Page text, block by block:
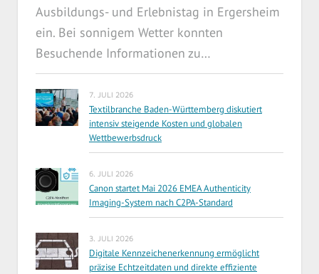
Ausbildungs- und Erlebnistag in Ergersheim
ein. Bei sonnigem Wetter konnten
Besuchende Informationen zu…
7. JULI 2026
Textilbranche Baden-Württemberg diskutiert
intensiv steigende Kosten und globalen
Wettbewerbsdruck
6. JULI 2026
Canon startet Mai 2026 EMEA Authenticity
Imaging-System nach C2PA-Standard
3. JULI 2026
Digitale Kennzeichenerkennung ermöglicht
präzise Echtzeitdaten und direkte effiziente